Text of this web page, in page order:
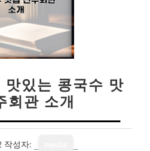
맛있는 콩국수 맛
회관 소개
작성자: